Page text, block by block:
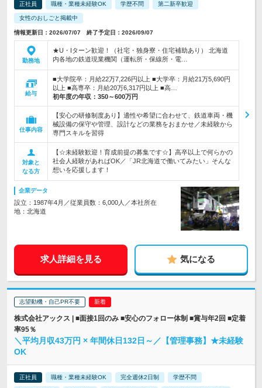
正社員 職種・業種未経験OK 学歴不問 第二新卒歓迎
女性のおしごと掲載中
情報更新日：2026/07/07 終了予定日：2026/09/07
勤務地
★U・Iターン歓迎！（社宅・独身寮・住宅補助あり） 北海道
内各地の鉄道現業機関（運転所・保線所・電…
給与
■大学院卒：月給22万7,226円以上 ■大学卒：月給21万5,690円
以上 ■高専卒：月給20万6,317円以上 ■高…
初年度の年収： 350～600万円
仕事内容
【安心の研修制度あり】適性や希望に合わせて、鉄道車両・機
械設備の保守や管理、設計などの業務をおまかせ／未経験から
専門スキルを習得
対象と
なる方
【☆未経験歓迎！育成前提の募集です☆】高卒以上で何らかの
社会人経験があればOK／「JR北海道で働いてみたい」そんな
想いを応援します！
企業データ
設立：1987年4月／従業員数：6,000人／本社所在
地：北海道
求人詳細を見る 気になる
志望動機・自己PR不要
株式会社アックス | ■面接1回のみ ■安心のフォロー体制 ■賞与年2回 ■定着
率95％
＼平均月収43万円 × 年間休日132日～／【管理事務】★未経験
OK
正社員 職種・業種未経験OK 完全週休2日制 学歴不問